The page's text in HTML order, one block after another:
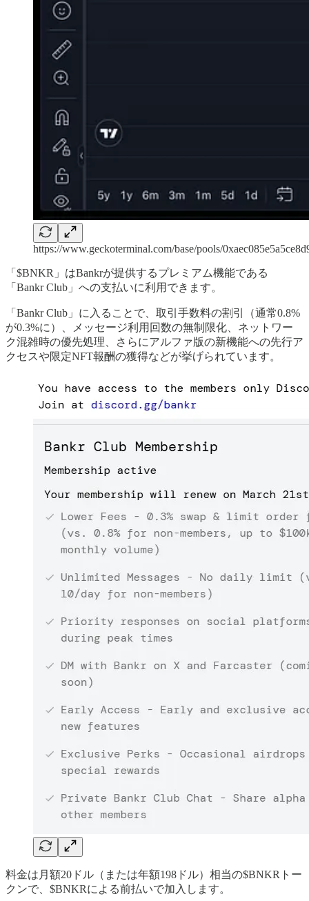
https://www.geckoterminal.com/base/pools/
「$BNKR」はBankrが提供するプレミアム機能である
「Bankr Club」への支払いに利用できます。
「Bankr Club」に入ることで、取引手数料の割引（通常0.8%
が0.3%に）、メッセージ利用回数の無制限化、ネットワー
ク混雑時の優先処理、さらにアルファ版の新機能への先行ア
クセスや限定NFT報酬の獲得などが挙げられています。
料金は月額20ドル（または年額198ドル）相当の$BNKRトー
クンで、$BNKRによる前払いで加入します。